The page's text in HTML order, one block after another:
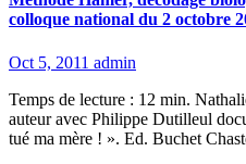
colloque national du 2 octobre
Oct 5, 2011 admin
Temps de lecture : 12 min.
auteur avec Philippe Dutilleul
tué ma mère ! ». Ed. Buchet